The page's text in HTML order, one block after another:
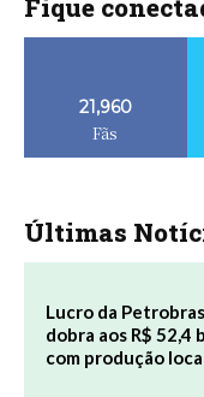
Fique
21,960
Fãs
Últimas
Lucro da
dobra aos R$ 52,4
com produção